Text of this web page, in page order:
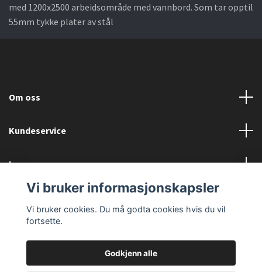
med 1200x2500 arbeidsområde med vannbord. Som tar opptil
55mm tykke plater av stål
Om oss
Kundeservice
Les mer
Sosiale medier
Vi bruker informasjonskapsler
Vi bruker cookies. Du må godta cookies hvis du vil
fortsette.
Godkjenn alle